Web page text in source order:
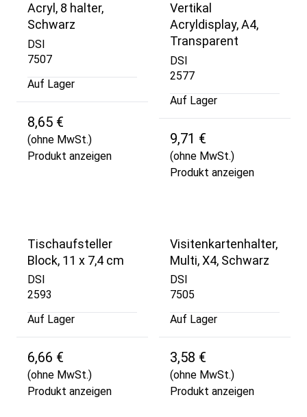
Acryl, 8 halter,
Schwarz
DSI
7507
Auf Lager
8,65 €
(ohne MwSt.)
Produkt anzeigen
Vertikal
Acryldisplay, A4,
Transparent
DSI
2577
Auf Lager
9,71 €
(ohne MwSt.)
Produkt anzeigen
Tischaufsteller
Block, 11 x 7,4 cm
DSI
2593
Auf Lager
6,66 €
(ohne MwSt.)
Produkt anzeigen
Visitenkartenhalter,
Multi, X4, Schwarz
DSI
7505
Auf Lager
3,58 €
(ohne MwSt.)
Produkt anzeigen